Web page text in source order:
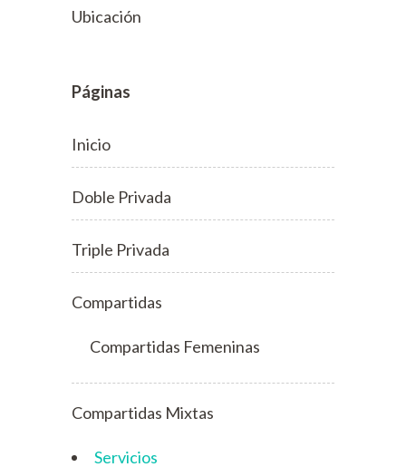
Triple Privada
Compartidas
Compartidas Femeninas
Compartidas Mixtas
Servicios
Destination
Enquiry Thank You Page